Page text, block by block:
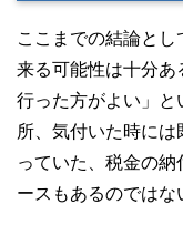
ここまでの結論と
来る可能性は十分あ
行った方がよい」と
所、気付いた時には
っていた、税金の
ースもあるのではな